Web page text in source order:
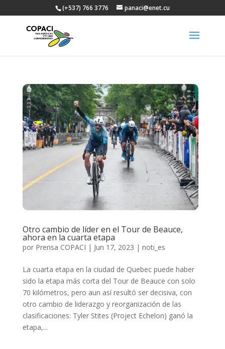
(+537) 766 3776 panaci@enet.cu
Otro cambio de líder en el Tour de Beauce,
ahora en la cuarta etapa
por Prensa COPACI | Jun 17, 2023 | noti_es
La cuarta etapa en la ciudad de Quebec puede haber
sido la etapa más corta del Tour de Beauce con solo
70 kilómetros, pero aun así resultó ser decisiva, con
otro cambio de liderazgo y reorganización de las
clasificaciones: Tyler Stites (Project Echelon) ganó la
etapa,...